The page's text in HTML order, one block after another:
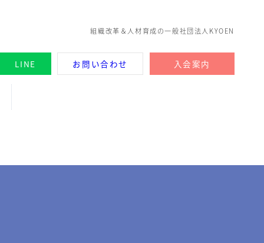
組織改革＆人材育成の一般社団法人KYOEN
LINE お問い合わせ 入会案内